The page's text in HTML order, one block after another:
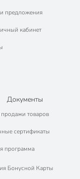
предложения
кабинет
Документы
товаров
сертификаты
программа
Бонусной Карты